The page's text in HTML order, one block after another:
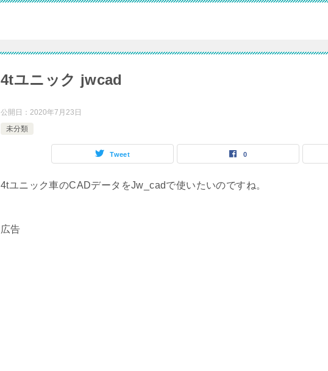
4tユニック jwcad
公開日： 2020年7月23日
未分類
Tweet 0
4tユニック車のCADデータをJw_cadで使いたいのですね。
広告